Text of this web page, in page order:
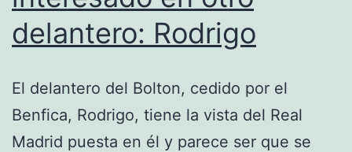
delantero: Rodrigo
El delantero del Bolton, cedido por el
Benfica, Rodrigo, tiene la vista del Real
Madrid puesta en él y parece ser que se